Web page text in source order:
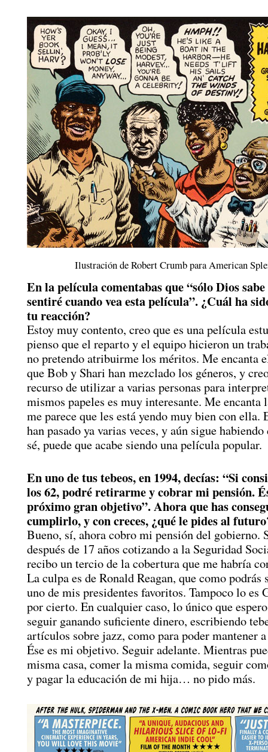
Ilustración de Robert Crumb para American
En la película comentabas que “sólo Dios
sentiré cuando vea esta película”. ¿Cuál ha
tu reacción?
Estoy muy contento, creo que es una película
pienso que el reparto y el equipo hicieron un
no pretendo atribuirme los méritos. Me encanta
que Bob y Shari han mezclado los géneros, y
recurso de utilizar a varias personas para
mismos papeles es muy interesante. Me encanta
me parece que les está yendo muy bien con ella.
han pasado ya varias veces, y aún sigue
sé, puede que acabe siendo una película popular.
En uno de tus tebeos, en 1994, decías: “Si
los 62, podré retirarme y cobrar mi pensión.
próximo gran objetivo”. Ahora que has
cumplirlo, y con creces, ¿qué le pides al
Bueno, sí, ahora cobro mi pensión del gobierno.
después de 17 años cotizando a la Seguridad
recibo un tercio de la cobertura que me habría
La culpa es de Ronald Reagan, que como podrás
uno de mis presidentes favoritos. Tampoco lo es
por cierto. En cualquier caso, lo único que
seguir ganando suficiente dinero, escribiendo
artículos sobre jazz, como para poder mantener
Ése es mi objetivo. Seguir adelante. Mientras
misma casa, comer la misma comida, seguir
y pagar la educación de mi hija… no pido más.